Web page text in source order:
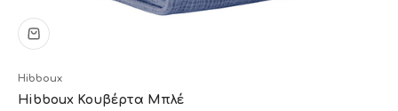
Hibboux
Hibboux Κουβέρτα Μπλέ